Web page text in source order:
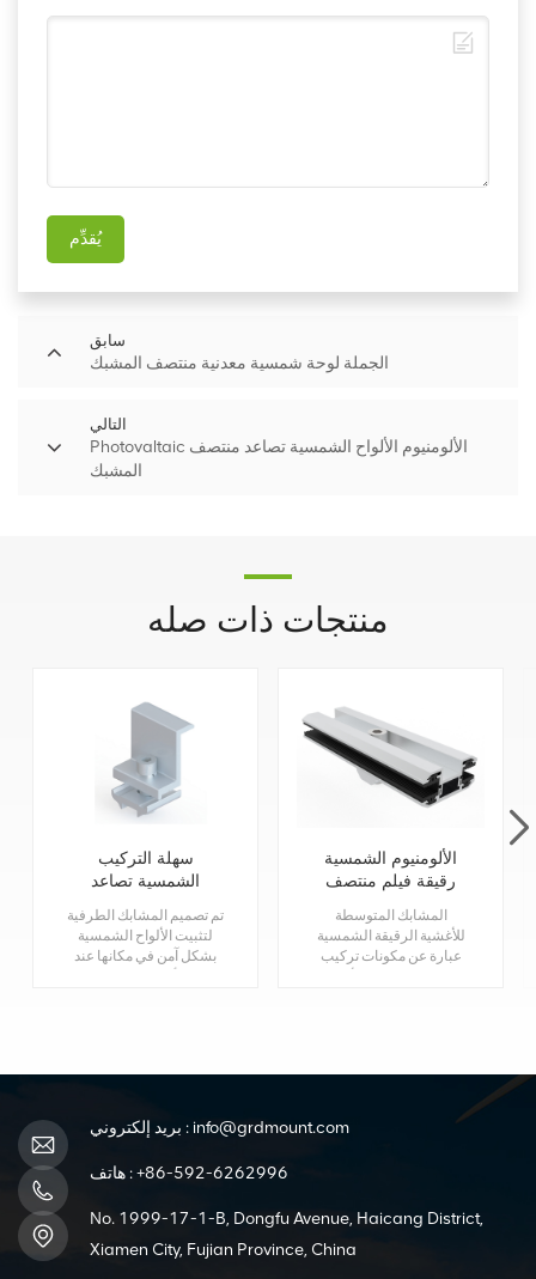
يُقدِّم
سابق
الجملة لوحة شمسية معدنية منتصف المشبك
التالي
Photovaltaic الألومنيوم الألواح الشمسية تصاعد منتصف
المشبك
منتجات ذات صله
سهلة التركيب
الشمسية تصاعد
تم تصميم المشابك الطرفية
لتثبيت الألواح الشمسية
بشكل آمن في مكانها عند
الألومنيوم الشمسية
رقيقة فيلم منتصف
المشابك المتوسطة
للأغشية الرقيقة الشمسية
عبارة عن مكونات تركيب
بشكل آمن مع هيكل
بريد إلكتروني : info@grdmount.com
هاتف :+86-592-6262996
No. 1999-17-1-B, Dongfu Avenue, Haicang District,
Xiamen City, Fujian Province, China